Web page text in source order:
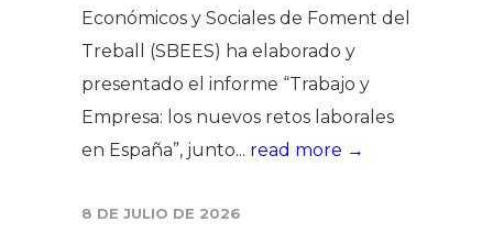
Económicos y Sociales de Foment del
Treball (SBEES) ha elaborado y
presentado el informe “Trabajo y
Empresa: los nuevos retos laborales
en España”, junto... read more →
8 DE JULIO DE 2026